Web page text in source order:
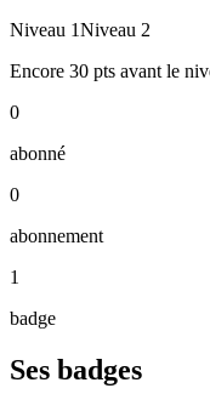
Niveau 1Niveau 2
Encore 30 pts avant le
0
abonné
0
abonnement
1
badge
Ses badges